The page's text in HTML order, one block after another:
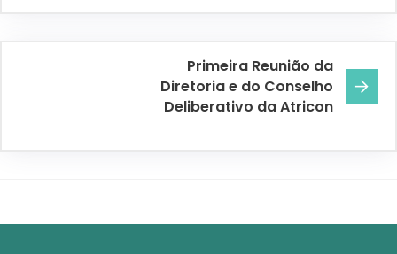
Primeira Reunião da
Diretoria e do Conselho
Deliberativo da Atricon